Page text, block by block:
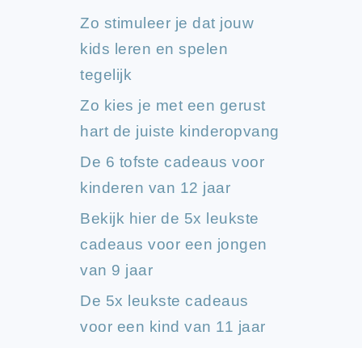
Zo stimuleer je dat jouw
kids leren en spelen
tegelijk
Zo kies je met een gerust
hart de juiste kinderopvang
De 6 tofste cadeaus voor
kinderen van 12 jaar
Bekijk hier de 5x leukste
cadeaus voor een jongen
van 9 jaar
De 5x leukste cadeaus
voor een kind van 11 jaar